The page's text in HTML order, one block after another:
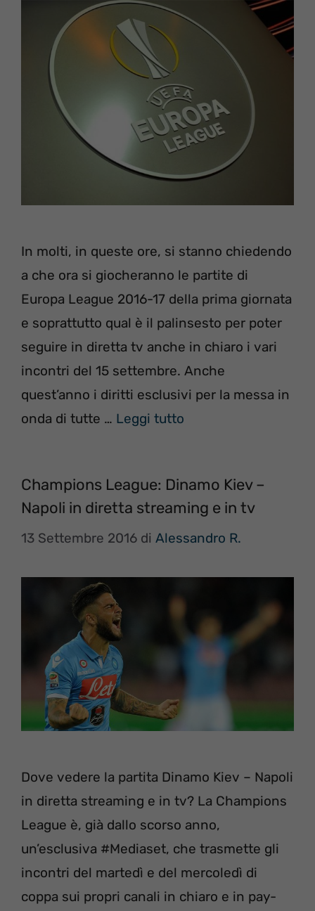
In molti, in queste ore, si stanno chiedendo
a che ora si giocheranno le partite di
Europa League 2016-17 della prima giornata
e soprattutto qual è il palinsesto per poter
seguire in diretta tv anche in chiaro i vari
incontri del 15 settembre. Anche
quest’anno i diritti esclusivi per la messa in
onda di tutte … Leggi tutto
Champions League: Dinamo Kiev –
Napoli in diretta streaming e in tv
13 Settembre 2016 di Alessandro R.
Dove vedere la partita Dinamo Kiev – Napoli
in diretta streaming e in tv? La Champions
League è, già dallo scorso anno,
un’esclusiva #Mediaset, che trasmette gli
incontri del martedì e del mercoledì di
coppa sui propri canali in chiaro e in pay-